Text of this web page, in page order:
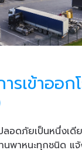
รเข้าออก
ลอดภัยเป็นหนึ่งเดี
นพาหนะทุกชนิด แ